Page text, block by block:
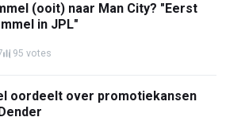
(ooit) naar Man City? "Eerst
in JPL"
95 votes
oordeelt over promotiekansen